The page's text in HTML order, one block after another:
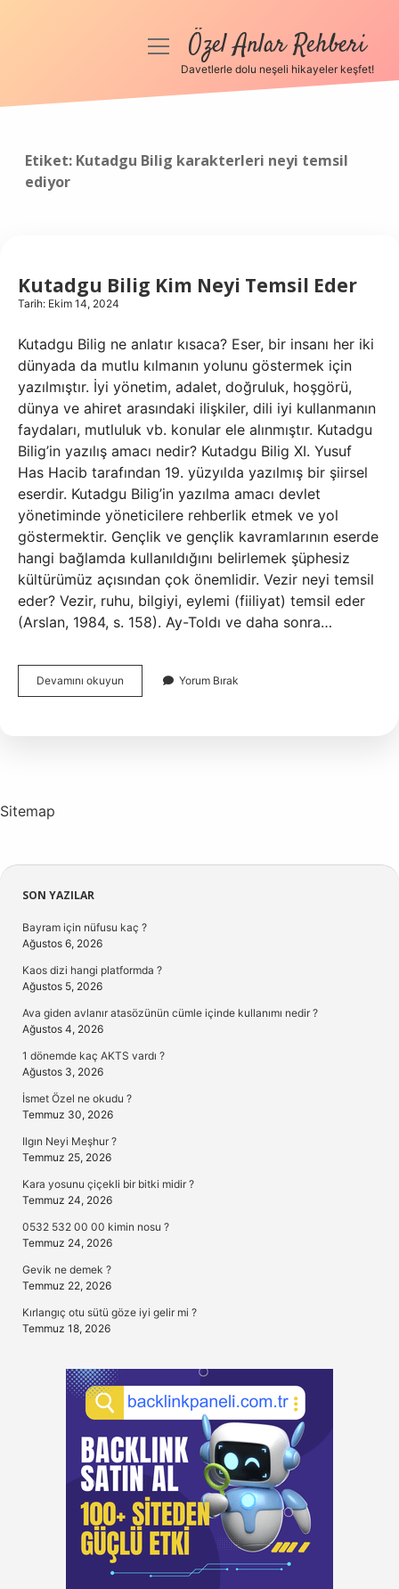
Anasayfa
Yasal Uyarı
menüyüÖzel Anlar Rehberi
Davetlerle dolu neşeli hikayeler keşfet!
Etiket: Kutadgu Bilig karakterleri neyi temsil
ediyor
Kutadgu Bilig Kim Neyi Temsil Eder
Tarih: Ekim 14, 2024
Kutadgu Bilig ne anlatır kısaca? Eser, bir insanı her iki
dünyada da mutlu kılmanın yolunu göstermek için
yazılmıştır. İyi yönetim, adalet, doğruluk, hoşgörü,
dünya ve ahiret arasındaki ilişkiler, dili iyi kullanmanın
faydaları, mutluluk vb. konular ele alınmıştır. Kutadgu
Bilig’in yazılış amacı nedir? Kutadgu Bilig XI. Yusuf
Has Hacib tarafından 19. yüzyılda yazılmış bir şiirsel
eserdir. Kutadgu Bilig’in yazılma amacı devlet
yönetiminde yöneticilere rehberlik etmek ve yol
göstermektir. Gençlik ve gençlik kavramlarının eserde
hangi bağlamda kullanıldığını belirlemek şüphesiz
kültürümüz açısından çok önemlidir. Vezir neyi temsil
eder? Vezir, ruhu, bilgiyi, eylemi (fiiliyat) temsil eder
(Arslan, 1984, s. 158). Ay-Toldı ve daha sonra…
Devamını okuyun Kutadgu
Bilig
Yorum Bırak
Sitemap
Sidebar
SON YAZILAR
Bayram için nüfusu kaç ?
Ağustos 6, 2026
Kaos dizi hangi platformda ?
Ağustos 5, 2026
Ava giden avlanır atasözünün cümle içinde kullanımı nedir ?
Ağustos 4, 2026
1 dönemde kaç AKTS vardı ?
Ağustos 3, 2026
İsmet Özel ne okudu ?
Temmuz 30, 2026
Ilgın Neyi Meşhur ?
Temmuz 25, 2026
Kara yosunu çiçekli bir bitki midir ?
Temmuz 24, 2026
0532 532 00 00 kimin nosu ?
Temmuz 24, 2026
Gevik ne demek ?
Temmuz 22, 2026
Kırlangıç otu sütü göze iyi gelir mi ?
Temmuz 18, 2026